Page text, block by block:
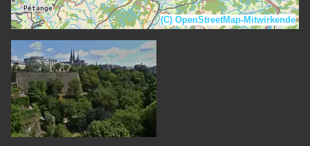
(C) OpenStreetMap-Mitwirkende